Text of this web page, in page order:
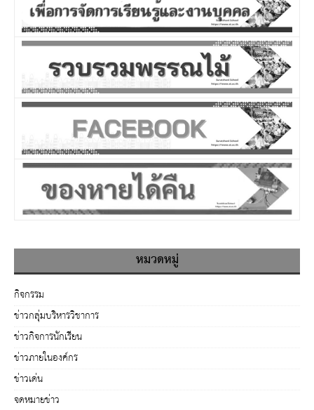
หมวดหมู่
กิจกรรม
ข่าวกลุ่มบริหารวิชาการ
ข่าวกิจการนักเรียน
ข่าวภายในองค์กร
ข่าวเด่น
จดหมายข่าว